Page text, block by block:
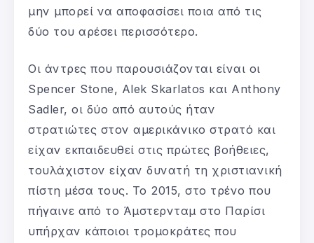
μην μπορεί να αποφασίσει ποια από τις
δύο του αρέσει περισσότερο.
Οι άντρες που παρουσιάζονται είναι οι
Spencer Stone, Alek Skarlatos και Anthony
Sadler, οι δύο από αυτούς ήταν
στρατιώτες στον αμερικάνικο στρατό και
είχαν εκπαιδευθεί στις πρώτες βοήθειες,
τουλάχιστον είχαν δυνατή τη χριστιανική
πίστη μέσα τους. Το 2015, στο τρένο που
πήγαινε από το Άμστερνταμ στο Παρίσι
υπήρχαν κάποιοι τρομοκράτες που